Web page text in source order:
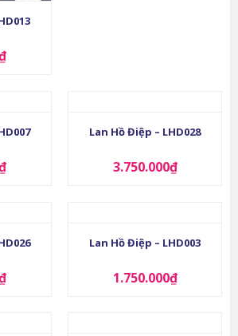
Lan Hồ Điệp – LHD028
3.750.000₫
Lan Hồ Điệp – LHD003
1.750.000₫